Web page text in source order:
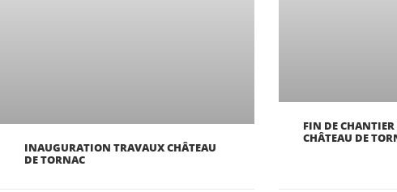
INAUGURATION TRAVAUX CHÂTEAU
DE TORNAC
FIN DE
CHÂTEAU DE